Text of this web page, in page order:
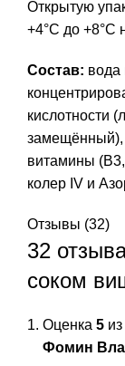
Открытую
+4°C до +8°C
Состав: вода
кислотности
замещённый),
витамины
колер IV и
Отзывы (32)
32
соком
Оценка 5
Фомин